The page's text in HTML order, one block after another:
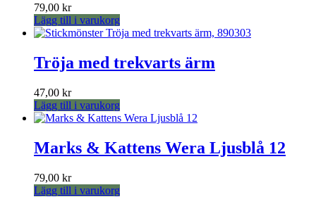
olika
alternativen
väljas
på
79,00 kr
Lägg till i varukorg
Tröja med trekvarts ärm
47,00 kr
Lägg till i varukorg
Marks & Kattens Wera Ljusblå 12
79,00 kr
Lägg till i varukorg